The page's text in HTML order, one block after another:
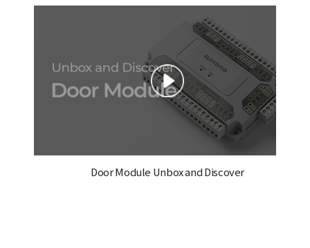
Door Module Unbox and Discover